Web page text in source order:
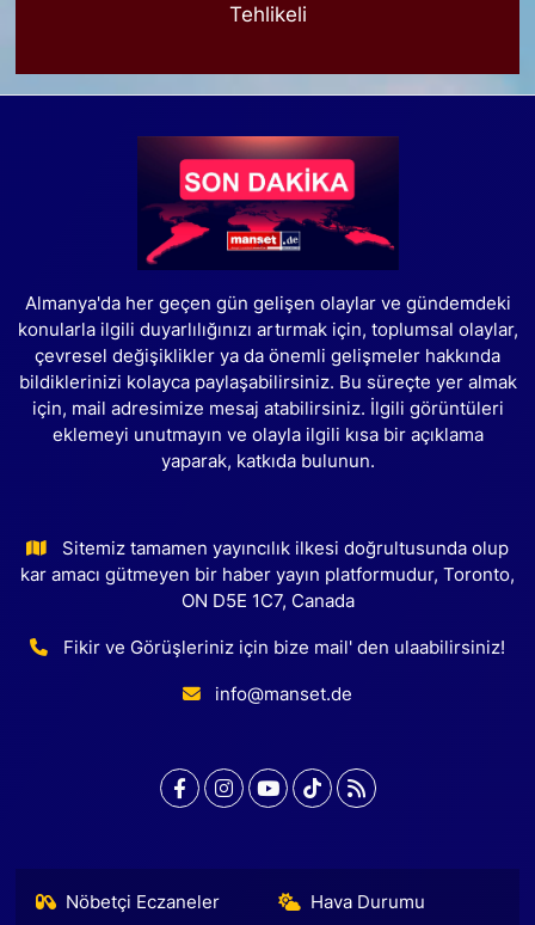
Tehlikeli
Almanya'da her geçen gün gelişen olaylar ve gündemdeki
konularla ilgili duyarlılığınızı artırmak için, toplumsal olaylar,
çevresel değişiklikler ya da önemli gelişmeler hakkında
bildiklerinizi kolayca paylaşabilirsiniz. Bu süreçte yer almak
için, mail adresimize mesaj atabilirsiniz. İlgili görüntüleri
eklemeyi unutmayın ve olayla ilgili kısa bir açıklama
yaparak, katkıda bulunun.
Sitemiz tamamen yayıncılık ilkesi doğrultusunda olup
kar amacı gütmeyen bir haber yayın platformudur, Toronto,
ON D5E 1C7, Canada
Fikir ve Görüşleriniz için bize mail' den ulaabilirsiniz!
info@manset.de
Nöbetçi Eczaneler Hava Durumu